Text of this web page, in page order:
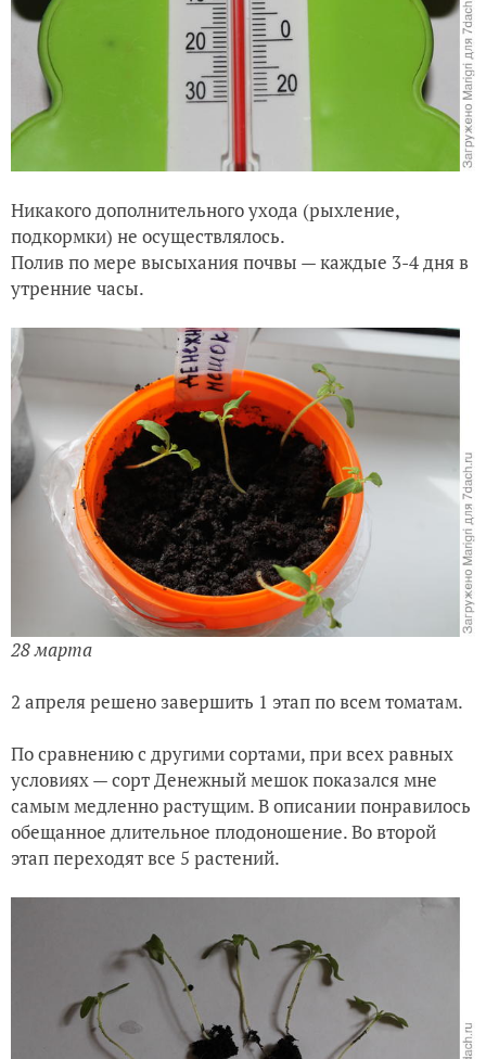
Никакого дополнительного ухода (рыхление,
подкормки) не осуществлялось.
Полив по мере высыхания почвы — каждые 3-4 дня в
утренние часы.
28 марта
2 апреля решено завершить 1 этап по всем томатам.
По сравнению с другими сортами, при всех равных
условиях — сорт Денежный мешок показался мне
самым медленно растущим. В описании понравилось
обещанное длительное плодоношение. Во второй
этап переходят все 5 растений.